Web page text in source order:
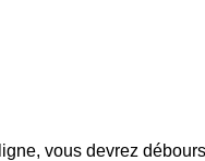
vous devrez